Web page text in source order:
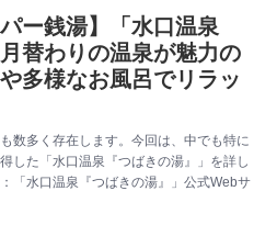
ー銭湯】「水口温泉
替わりの温泉が魅力の
多様なお風呂でリラッ
数多く存在します。今回は、中でも特に
した「水口温泉『つばきの湯』」を詳し
「水口温泉『つばきの湯』」公式Webサ